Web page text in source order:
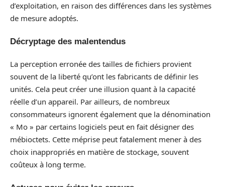
d’exploitation, en raison des différences dans les systèmes
de mesure adoptés.
Décryptage des malentendus
La perception erronée des tailles de fichiers provient
souvent de la liberté qu’ont les fabricants de définir les
unités. Cela peut créer une illusion quant à la capacité
réelle d’un appareil. Par ailleurs, de nombreux
consommateurs ignorent également que la dénomination
« Mo » par certains logiciels peut en fait désigner des
mébioctets. Cette méprise peut fatalement mener à des
choix inappropriés en matière de stockage, souvent
coûteux à long terme.